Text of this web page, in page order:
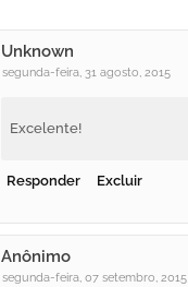
Unknown
segunda-feira, 31 agosto, 2015
Excelente!
Responder Excluir
Anônimo
segunda-feira, 07 setembro, 2015